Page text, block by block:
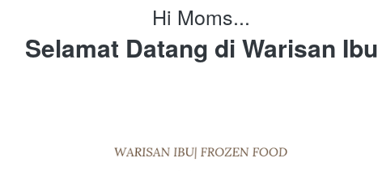
Hi Moms...
Selamat Datang di Warisan Ibu